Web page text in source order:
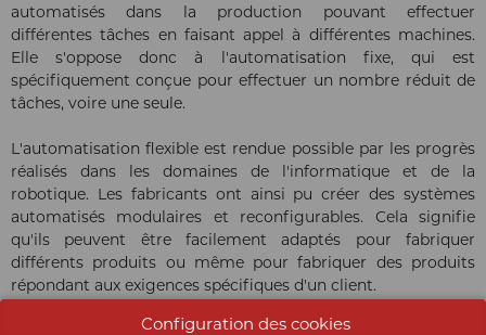
automatisés dans la production pouvant effectuer
différentes tâches en faisant appel à différentes machines.
Elle s'oppose donc à l'automatisation fixe, qui est
spécifiquement conçue pour effectuer un nombre réduit de
tâches, voire une seule.
L'automatisation flexible est rendue possible par les progrès
réalisés dans les domaines de l'informatique et de la
robotique. Les fabricants ont ainsi pu créer des systèmes
automatisés modulaires et reconfigurables. Cela signifie
qu'ils peuvent être facilement adaptés pour fabriquer
différents produits ou même pour fabriquer des produits
répondant aux exigences spécifiques d'un client.
Configuration des cookies